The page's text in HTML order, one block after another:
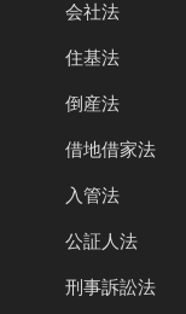
会社法
住基法
倒産法
借地借家法
入管法
公証人法
刑事訴訟法